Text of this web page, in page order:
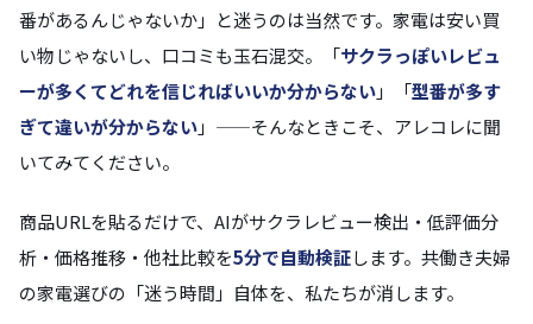
番があるんじゃないか」と迷うのは当然です。家電は安い買
い物じゃないし、口コミも玉石混交。「サクラっぽいレビュ
ーが多くてどれを信じればいいか分からない」「型番が多す
ぎて違いが分からない」——そんなときこそ、アレコレに聞
いてみてください。
商品URLを貼るだけで、AIがサクラレビュー検出・低評価分
析・価格推移・他社比較を5分で自動検証します。共働き夫婦
の家電選びの「迷う時間」自体を、私たちが消します。